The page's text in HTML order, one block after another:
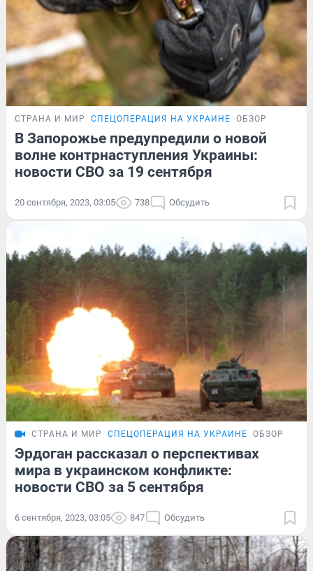
СТРАНА И МИР СПЕЦОПЕРАЦИЯ НА УКРАИНЕ ОБЗОР
В Запорожье предупредили о новой
волне контрнаступления Украины:
новости СВО за 19 сентября
20 сентября, 2023, 03:05 738 Обсудить
СТРАНА И МИР СПЕЦОПЕРАЦИЯ НА УКРАИНЕ ОБЗОР
Эрдоган рассказал о перспективах
мира в украинском конфликте:
новости СВО за 5 сентября
6 сентября, 2023, 03:05 847 Обсудить